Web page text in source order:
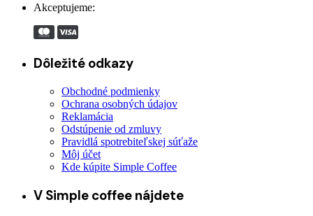
Akceptujeme:
Dôležité odkazy
Obchodné podmienky
Ochrana osobných údajov
Reklamácia
Odstúpenie od zmluvy
Pravidlá spotrebiteľskej súťaže
Môj účet
Kde kúpite Simple Coffee
V Simple coffee nájdete